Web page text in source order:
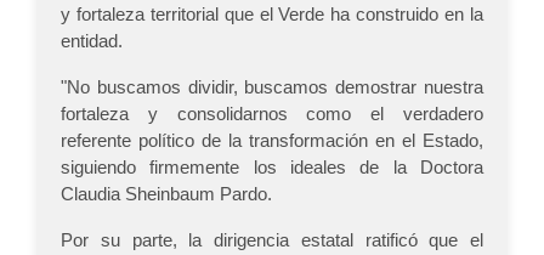
y fortaleza territorial que el Verde ha construido en la
entidad.
"No buscamos dividir, buscamos demostrar nuestra
fortaleza y consolidarnos como el verdadero
referente político de la transformación en el Estado,
siguiendo firmemente los ideales de la Doctora
Claudia Sheinbaum Pardo.
Por su parte, la dirigencia estatal ratificó que el